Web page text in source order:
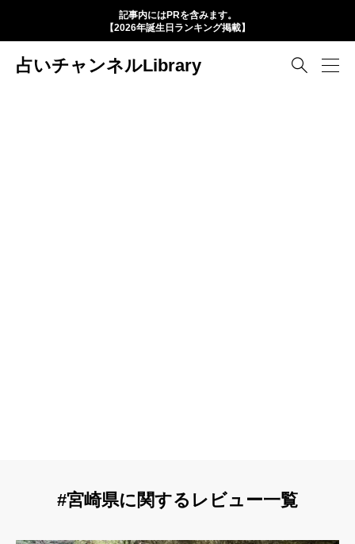
記事内にはPRを含みます。
【2026年誕生日ランキング掲載】
占いチャンネルLibrary 
#宮崎県に関するレビュー一覧